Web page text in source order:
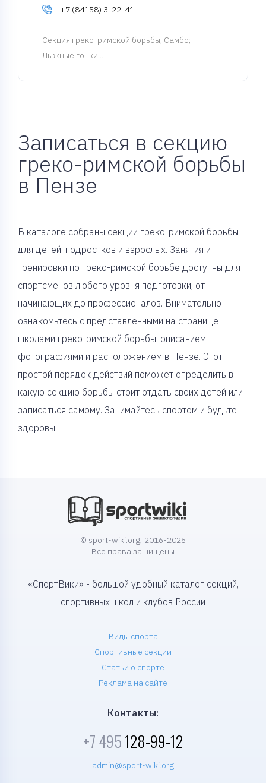
+7 (84158) 3-22-41
Cекция греко-римской борьбы; Самбо;
Лыжные гонки...
Записаться в секцию
греко-римской борьбы
в Пензе
В каталоге собраны секции греко-римской борьбы
для детей, подростков и взрослых. Занятия и
тренировки по греко-римской борьбе доступны для
спортсменов любого уровня подготовки, от
начинающих до профессионалов. Внимательно
ознакомьтесь с представленными на странице
школами греко-римской борьбы, описанием,
фотографиями и расположением в Пензе. Этот
простой порядок действий поможет определить в
какую секцию борьбы стоит отдать своих детей или
записаться самому. Занимайтесь спортом и будьте
здоровы!
© sport-wiki.org, 2016-2026
Все права защищены
«СпортВики» - большой удобный каталог секций,
спортивных школ и клубов России
Виды спорта
Спортивные секции
Статьи о спорте
Реклама на сайте
Контакты:
+7 495128-99-12
admin@sport-wiki.org